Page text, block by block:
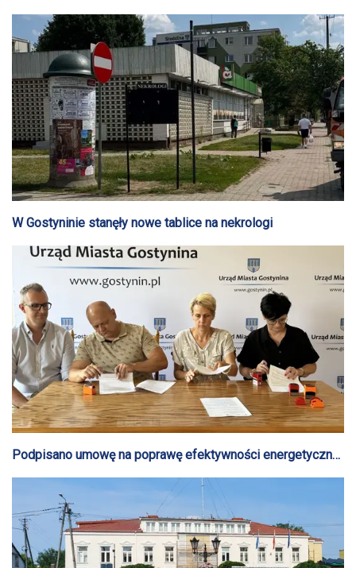
W Gostyninie stanęły nowe tablice na nekrologi
Podpisano umowę na poprawę efektywności energetycznej